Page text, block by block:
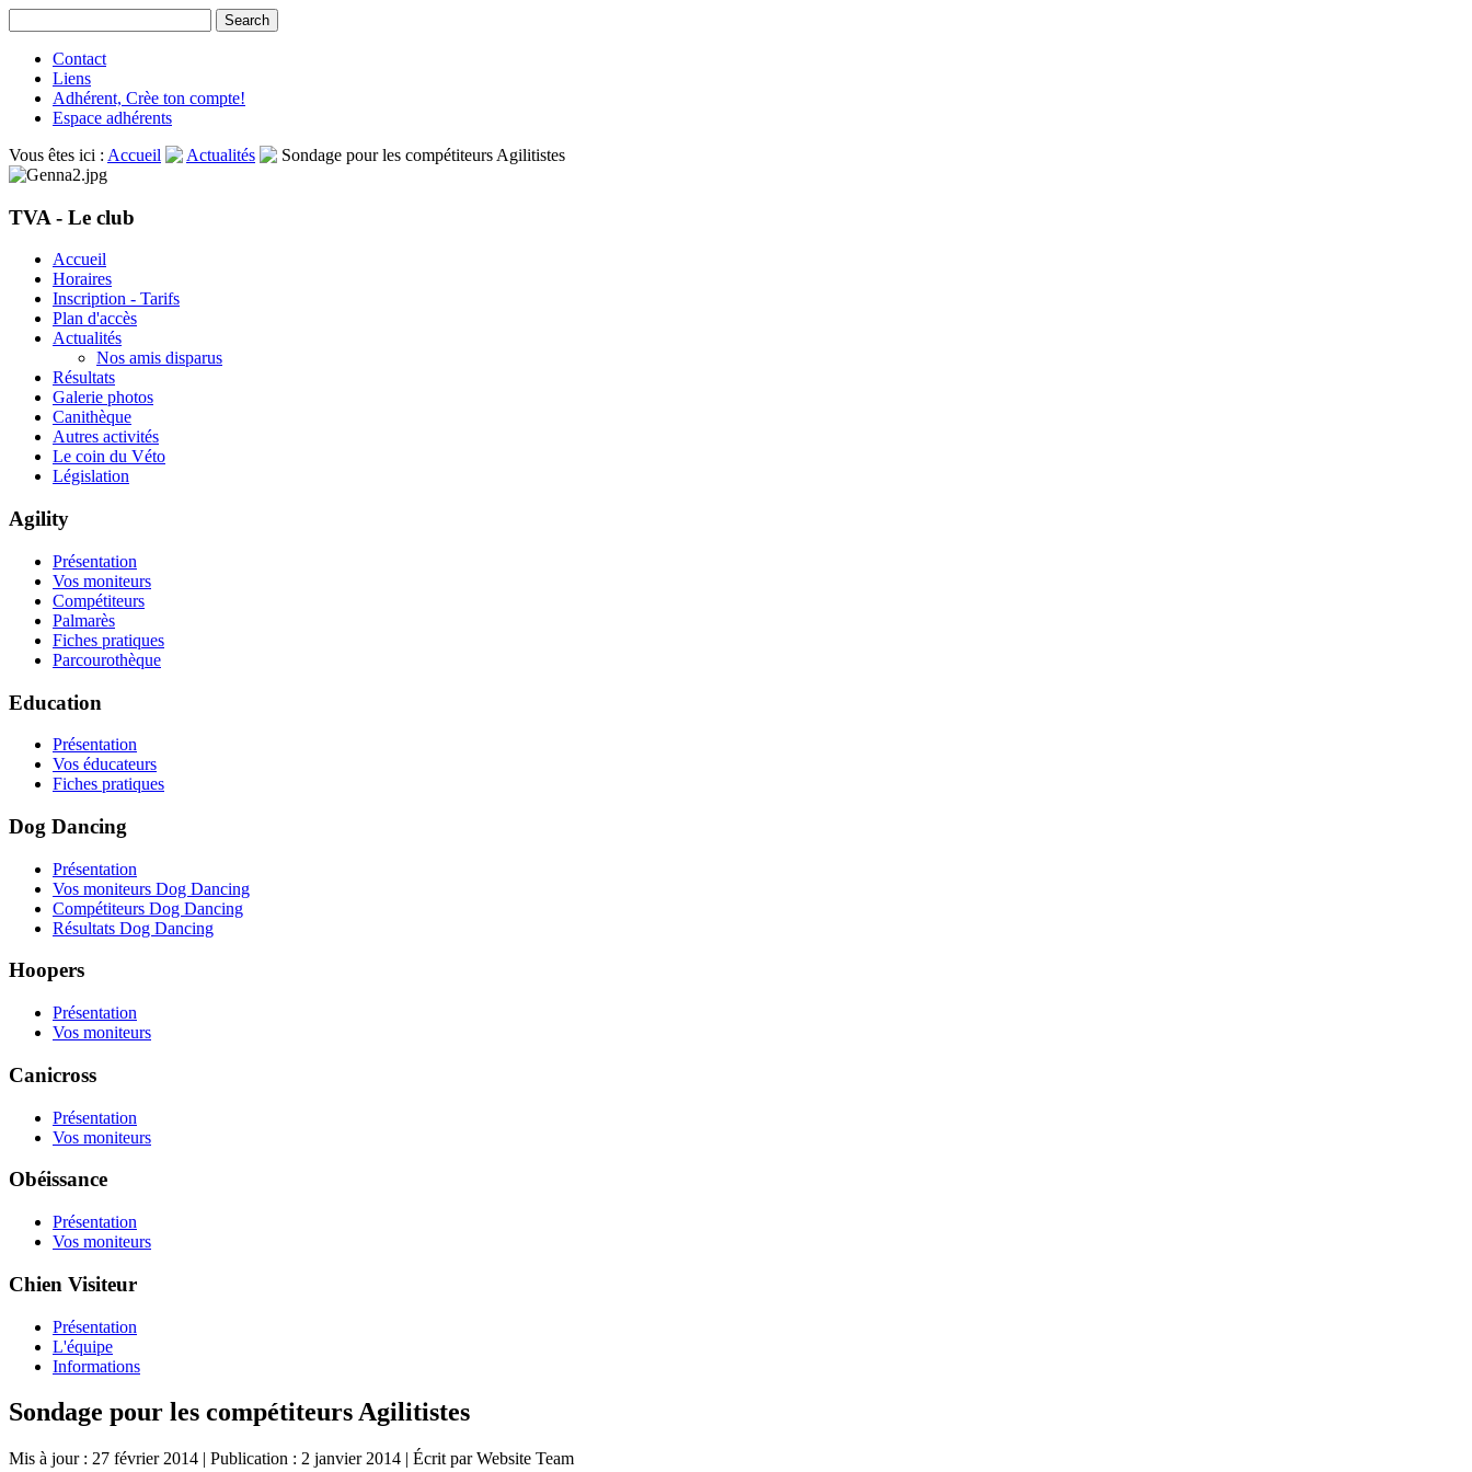
Contact
Liens
Adhérent, Crèe ton compte!
Espace adhérents
Vous êtes ici : Accueil Actualités Sondage pour les compétiteurs Agilitistes
TVA - Le club
Accueil
Horaires
Inscription - Tarifs
Plan d'accès
Actualités
Nos amis disparus
Résultats
Galerie photos
Canithèque
Autres activités
Le coin du Véto
Législation
Agility
Présentation
Vos moniteurs
Compétiteurs
Palmarès
Fiches pratiques
Parcourothèque
Education
Présentation
Vos éducateurs
Fiches pratiques
Dog Dancing
Présentation
Vos moniteurs Dog Dancing
Compétiteurs Dog Dancing
Résultats Dog Dancing
Hoopers
Présentation
Vos moniteurs
Canicross
Présentation
Vos moniteurs
Obéissance
Présentation
Vos moniteurs
Chien Visiteur
Présentation
L'équipe
Informations
Sondage pour les compétiteurs Agilitistes
Mis à jour : 27 février 2014 | Publication : 2 janvier 2014 | Écrit par Website Team